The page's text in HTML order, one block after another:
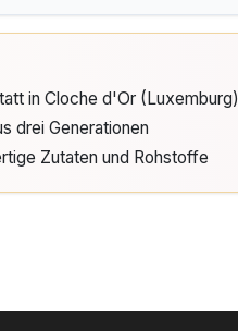
in Cloche d'Or (Luxemburg)
drei Generationen
Zutaten und Rohstoffe